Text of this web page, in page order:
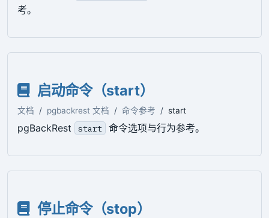
考。
启动命令（start）
文档 pgbackrest 文档 命令参考 start
pgBackRest start 命令选项与行为参考。
停止命令（stop）